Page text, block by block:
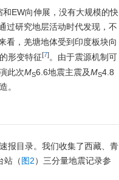
EW向伸展，没有大规模的快
过研究地层活动时代发现，不
看，羌塘地体受到印度板块向
形变特征[7]。由于震源机制可
此次MS6.6地震主震及MS4.8
。
报目录。我们收集了西藏、青
站（图2）三分量地震记录参